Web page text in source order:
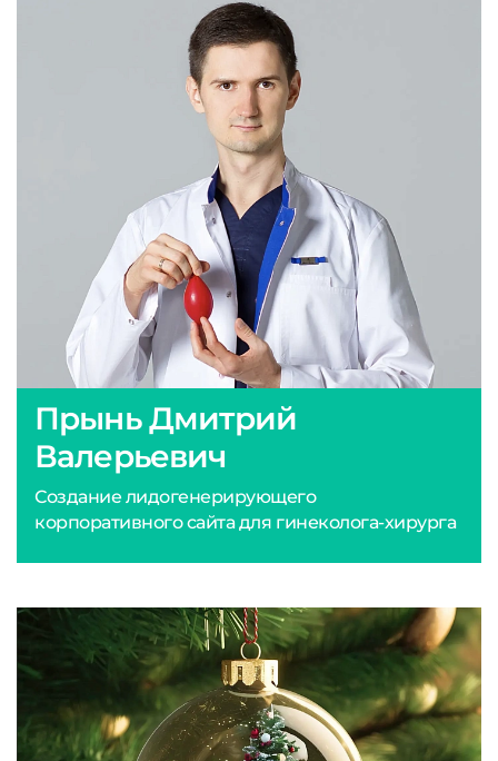
Прынь Дмитрий
Валерьевич
Создание лидогенерирующего
корпоративного сайта для гинеколога-хирурга